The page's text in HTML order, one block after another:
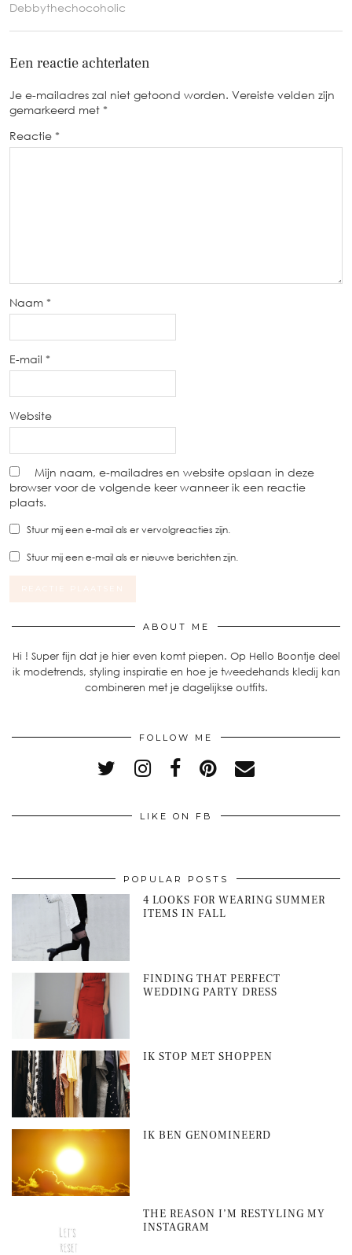
Debbythechocoholic
Een reactie achterlaten
Je e-mailadres zal niet getoond worden. Vereiste velden zijn
gemarkeerd met *
Reactie *
Naam *
E-mail *
Website
Mijn naam, e-mailadres en website opslaan in deze
browser voor de volgende keer wanneer ik een reactie
plaats.
Stuur mij een e-mail als er vervolgreacties zijn.
Stuur mij een e-mail als er nieuwe berichten zijn.
ABOUT ME
Hi ! Super fijn dat je hier even komt piepen. Op Hello Boontje deel
ik modetrends, styling inspiratie en hoe je tweedehands kledij kan
combineren met je dagelijkse outfits.
FOLLOW ME
LIKE ON FB
POPULAR POSTS
4 LOOKS FOR WEARING SUMMER
ITEMS IN FALL
FINDING THAT PERFECT
WEDDING PARTY DRESS
IK STOP MET SHOPPEN
IK BEN GENOMINEERD
THE REASON I’M RESTYLING MY
INSTAGRAM